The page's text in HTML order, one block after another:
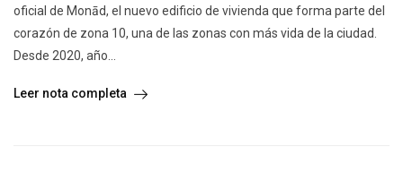
oficial de Monād, el nuevo edificio de vivienda que forma parte del
corazón de zona 10, una de las zonas con más vida de la ciudad.
Desde 2020, año...
Leer nota completa